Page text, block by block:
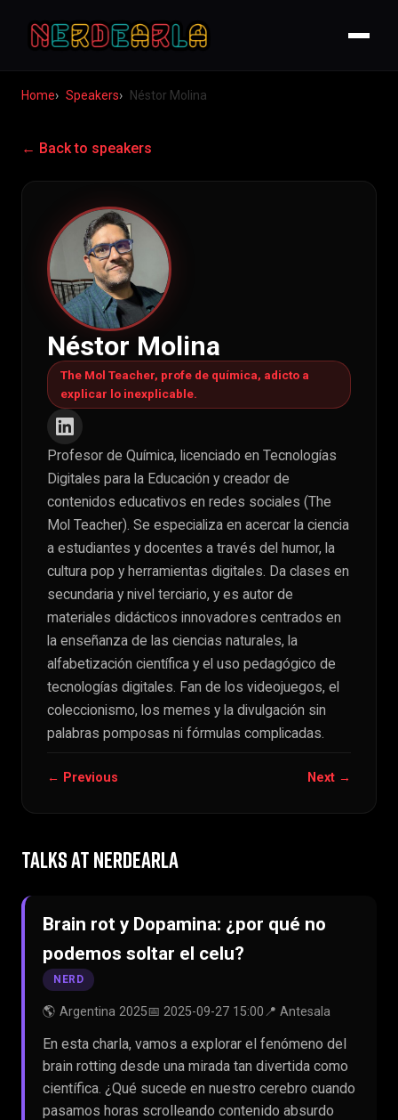
Home Speakers Néstor Molina
← Back to speakers
Néstor Molina
The Mol Teacher, profe de química, adicto a
explicar lo inexplicable.
Profesor de Química, licenciado en Tecnologías
Digitales para la Educación y creador de
contenidos educativos en redes sociales (The
Mol Teacher). Se especializa en acercar la ciencia
a estudiantes y docentes a través del humor, la
cultura pop y herramientas digitales. Da clases en
secundaria y nivel terciario, y es autor de
materiales didácticos innovadores centrados en
la enseñanza de las ciencias naturales, la
alfabetización científica y el uso pedagógico de
tecnologías digitales. Fan de los videojuegos, el
coleccionismo, los memes y la divulgación sin
palabras pomposas ni fórmulas complicadas.
← Previous Next →
TALKS AT NERDEARLA
Brain rot y Dopamina: ¿por qué no
podemos soltar el celu?
NERD
🌎 Argentina 2025📅 2025-09-27 15:00📍 Antesala
En esta charla, vamos a explorar el fenómeno del
brain rotting desde una mirada tan divertida como
científica. ¿Qué sucede en nuestro cerebro cuando
pasamos horas scrolleando contenido absurdo